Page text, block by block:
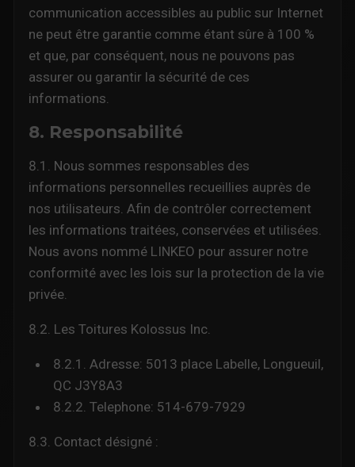
communication accessibles au public sur Internet
ne peut être garantie comme étant sûre à 100 %
et que, par conséquent, nous ne pouvons pas
assurer ou garantir la sécurité de ces
informations.
8. Responsabilité
8.1. Nous sommes responsables des
informations personnelles recueillies auprès de
nos utilisateurs. Afin de contrôler correctement
les informations traitées, conservées et utilisées.
Nous avons nommé LINKEO pour assurer notre
conformité avec les lois sur la protection de la vie
privée.
8.2. Les Toitures Kolossus Inc.
8.2.1. Adresse: 5013 place Labelle, Longueuil,
QC J3Y8A3
8.2.2. Telephone: 514-679-7929
8.3. Contact désigné :